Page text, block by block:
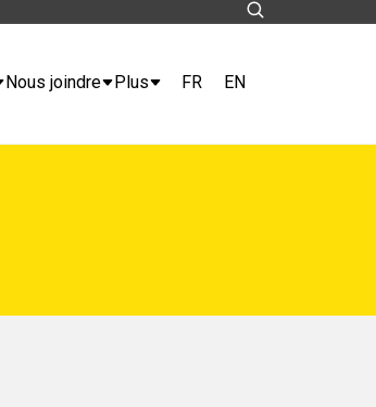
Nous joindre Plus FR EN